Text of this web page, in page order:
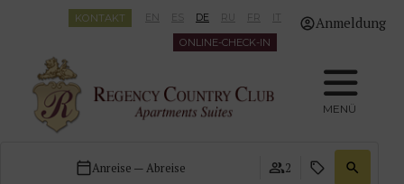
Anmeldung
EN ES DE RU FR IT
KONTAKT
ONLINE-CHECK-IN
MENÜ
Anreise — Abreise 2